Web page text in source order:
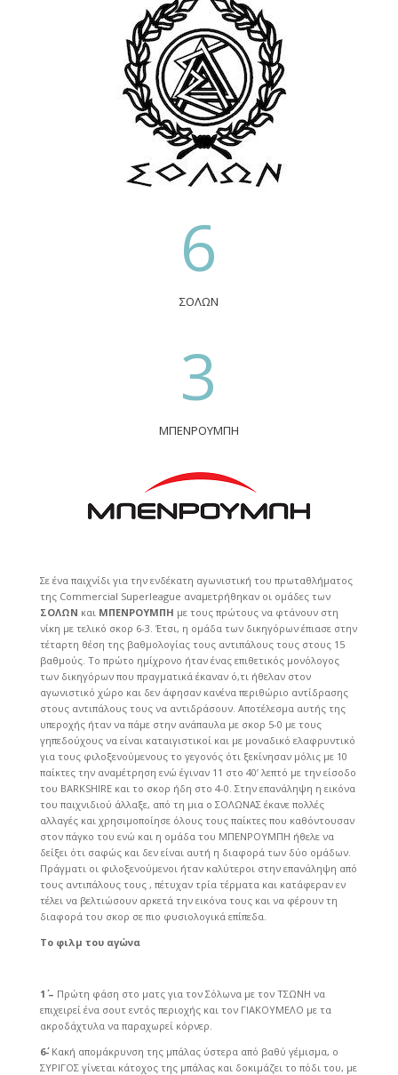
6
ΣΟΛΩΝ
3
ΜΠΕΝΡΟΥΜΠΗ
Σε ένα παιχνίδι για την ενδέκατη αγωνιστική του πρωταθλήματος
της Commercial Superleague αναμετρήθηκαν οι ομάδες των
ΣΟΛΩΝ και ΜΠΕΝΡΟΥΜΠΗ με τους πρώτους να φτάνουν στη
νίκη με τελικό σκορ 6-3. Έτσι, η ομάδα των δικηγόρων έπιασε στην
τέταρτη θέση της βαθμολογίας τους αντιπάλους τους στους 15
βαθμούς. To πρώτο ημίχρονο ήταν ένας επιθετικός μονόλογος
των δικηγόρων που πραγματικά έκαναν ό,τι ήθελαν στον
αγωνιστικό χώρο και δεν άφησαν κανένα περιθώριο αντίδρασης
στους αντιπάλους τους να αντιδράσουν. Αποτέλεσμα αυτής της
υπεροχής ήταν να πάμε στην ανάπαυλα με σκορ 5-0 με τους
γηπεδούχους να είναι καταιγιστικοί και με μοναδικό ελαφρυντικό
για τους φιλοξενούμενους το γεγονός ότι ξεκίνησαν μόλις με 10
παίκτες την αναμέτρηση ενώ έγιναν 11 στο 40’ λεπτό με την είσοδο
του BARKSHIRE και το σκορ ήδη στο 4-0. Στην επανάληψη η εικόνα
του παιχνιδιού άλλαξε, από τη μια ο ΣΟΛΩΝΑΣ έκανε πολλές
αλλαγές και χρησιμοποίησε όλους τους παίκτες που καθόντουσαν
στον πάγκο του ενώ και η ομάδα του ΜΠΕΝΡΟΥΜΠΗ ήθελε να
δείξει ότι σαφώς και δεν είναι αυτή η διαφορά των δύο ομάδων.
Πράγματι οι φιλοξενούμενοι ήταν καλύτεροι στην επανάληψη από
τους αντιπάλους τους , πέτυχαν τρία τέρματα και κατάφεραν εν
τέλει να βελτιώσουν αρκετά την εικόνα τους και να φέρουν τη
διαφορά του σκορ σε πιο φυσιολογικά επίπεδα.
Το φιλμ του αγώνα
1΄ – Πρώτη φάση στο ματς για τον Σόλωνα με τον ΤΣΩΝΗ να
επιχειρεί ένα σουτ εντός περιοχής και τον ΓΙΑΚΟΥΜΕΛΟ με τα
ακροδάχτυλα να παραχωρεί κόρνερ.
6΄- Κακή απομάκρυνση της μπάλας ύστερα από βαθύ γέμισμα, ο
ΣΥΡΙΓΟΣ γίνεται κάτοχος της μπάλας και δοκιμάζει το πόδι του, με